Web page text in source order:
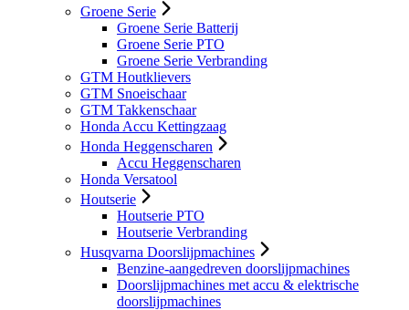
Groene Serie
Groene Serie Batterij
Groene Serie PTO
Groene Serie Verbranding
GTM Houtklievers
GTM Snoeischaar
GTM Takkenschaar
Honda Accu Kettingzaag
Honda Heggenscharen
Accu Heggenscharen
Honda Versatool
Houtserie
Houtserie PTO
Houtserie Verbranding
Husqvarna Doorslijpmachines
Benzine-aangedreven doorslijpmachines
Doorslijpmachines met accu & elektrische
doorslijpmachines